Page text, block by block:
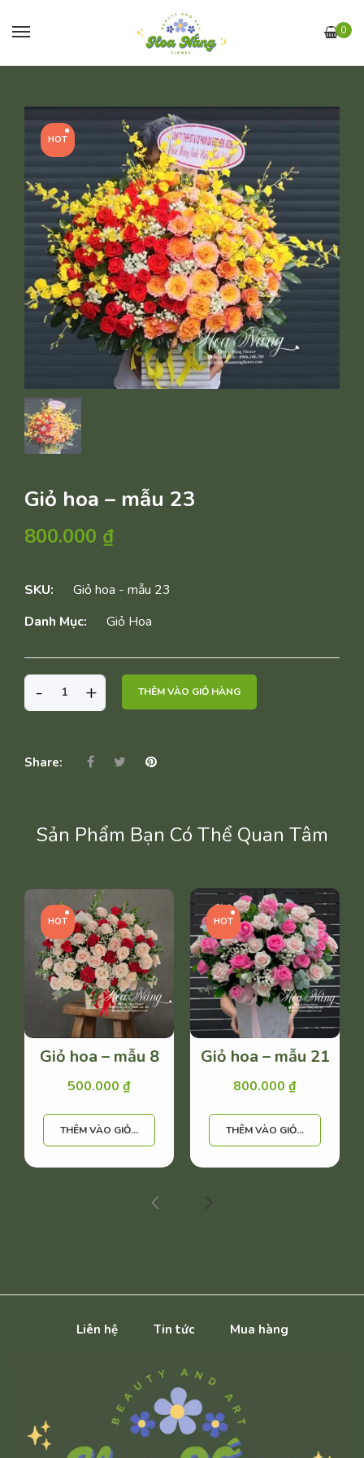
0
HOT
Giỏ hoa – mẫu 23
800.000 ₫
SKU:
Giỏ hoa - mẫu 23
Danh Mục:
Giỏ Hoa
GIỎ
23
- + THÊM VÀO GIỎ HÀNG
Share:
Sản Phẩm Bạn Có Thể Quan Tâm
HOT
Giỏ hoa – mẫu 8
500.000 ₫
THÊM VÀO GIỎ HÀNG
HOT
Giỏ hoa – mẫu 21
800.000 ₫
THÊM VÀO GIỎ HÀNG
Liên hệ Tin tức Mua hàng